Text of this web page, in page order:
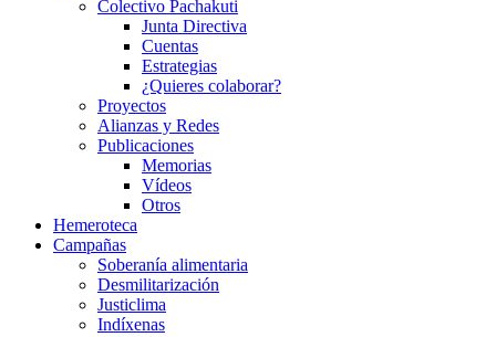
Colectivo Pachakuti
Junta Directiva
Cuentas
Estrategias
¿Quieres colaborar?
Proyectos
Alianzas y Redes
Publicaciones
Memorias
Vídeos
Otros
Hemeroteca
Campañas
Soberanía alimentaria
Desmilitarización
Justiclima
Indíxenas